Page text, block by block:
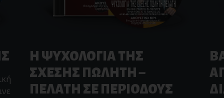
Η ΨΥΧΟΛΟΓΙΑ ΤΗΣ
ΣΧΕΣΗΣ ΠΩΛΗΤΗ –
ΠΕΛΑΤΗ ΣΕ ΠΕΡΙΟΔΟΥΣ